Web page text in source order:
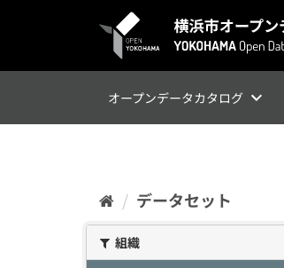
オープンデータカタログ
データセット
組織